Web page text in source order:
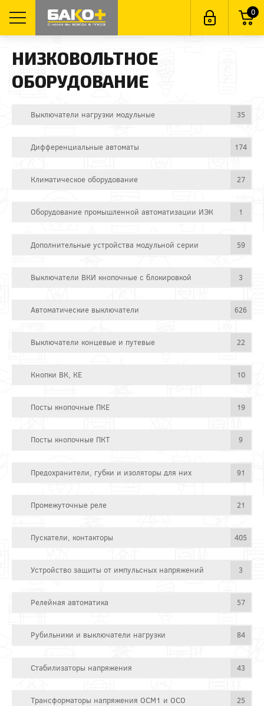
0
НИЗКОВОЛЬТНОЕ
ОБОРУДОВАНИЕ
Выключатели нагрузки модульные 35
Дифференциальные автоматы 174
Климатическое оборудование 27
Оборудование промышленной автоматизации ИЭК 1
Дополнительные устройства модульной серии 59
Выключатели ВКИ кнопочные с блокировкой 3
Автоматические выключатели 626
Выключатели концевые и путевые 22
Кнопки ВК, КЕ 10
Посты кнопочные ПКЕ 19
Посты кнопочные ПКТ 9
Предохранители, губки и изоляторы для них 91
Промежуточные реле 21
Пускатели, контакторы 405
Устройство защиты от импульсных напряжений 3
Релейная автоматика 57
Рубильники и выключатели нагрузки 84
Стабилизаторы напряжения 43
Трансформаторы напряжения ОСМ1 и ОСО 25